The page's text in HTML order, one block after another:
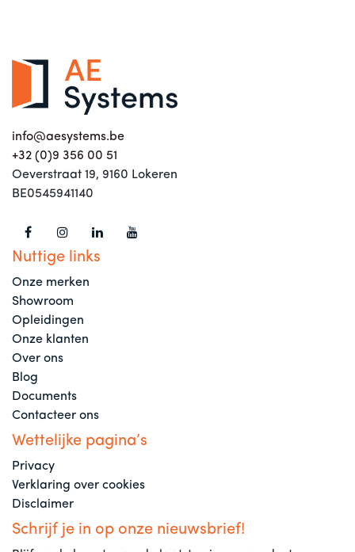
info@aesystems.be
+32 (0)9 356 00 51
Oeverstraat 19, 9160 Lokeren
BE0545941140
Nuttige links
Onze merken
Showroom
Opleidingen
Onze klanten
Over ons
Blog
Documents
Contacteer ons
Wettelijke pagina’s
Privacy
Verklaring over cookies
Disclaimer
Schrijf je in op onze nieuwsbrief!